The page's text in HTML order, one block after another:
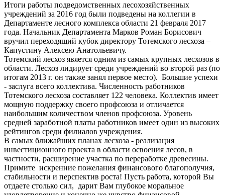
Итоги работы подведомственных лесохозяйственных
учреждений за 2016 год были подведены на коллегии в
Департаменте лесного комплекса области 21 февраля 2017
года. Начальник Департамента Марков Роман Борисович
вручил переходящий кубок директору Тотемского лесхоза –
Капустину Алексею Анатольевичу.
Тотемский лесхоз явяется одним из самых крупных лесхозов в
области. Лесхоз лидирует среди учреждений во второй раз (по
итогам 2013 г. он также занял первое место). Большие успехи
- заслуга всего коллектива. Численность работников
Тотемского лесхоза составляет 122 человека. Коллектив имеет
мощную поддержку своего профсоюза и отличается
наибольшим количеством членов профсоюза. Уровень
средней заработной платы работников имеет один из высоких
рейтингов среди филиалов учреждения.
В самых ближайших планах лесхоза - реализация
инвестиционного проекта в области освоения лесов, в
частности, расширение участка по переработке древесины.
Примите искренние пожелания финансового благополучия,
стабильности и перспектив роста! Пусть работа, которой Вы
отдаете столько сил, дарит Вам глубокое моральное